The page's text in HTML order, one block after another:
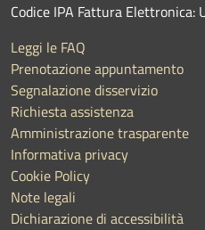
Codice IPA Fattura Elettronica:
Leggi le FAQ
Prenotazione appuntamento
Segnalazione disservizio
Richiesta assistenza
Amministrazione trasparente
Informativa privacy
Cookie Policy
Note legali
Dichiarazione di accessibilità